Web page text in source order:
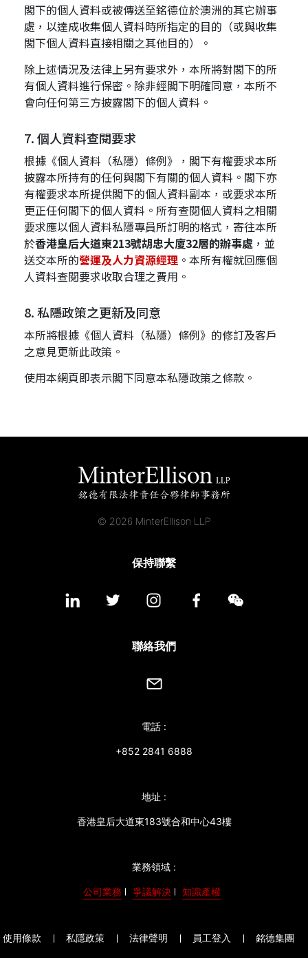
閣下的個人資料或被傳送至銘德位於澳洲的其它辦事
處，以達成收集個人資料時所指定的目的（或與收集
閣下個人資料直接相關之其他目的）。
除上述情況及法律上另有要求外，本所將對閣下的所
有個人資料進行保密。除非經閣下明確同意，本所不
會向任何第三方披露閣下的個人資料。
7. 個人資料查閱要求
根據《個人資料（私隱）條例》，閣下有權要求本所
披露本所持有的任何與閣下有關的個人資料。閣下亦
有權要求本所提供閣下的個人資料副本，或要求本所
更正任何閣下的個人資料。所有查閱個人資料之相關
要求應以個人資料私隱專員所訂明的格式，寄往本所
於香港皇后大道東213號胡忠大廈32層的辦事處 ，並
送交本所的營運及人力資源經理 。本所有權就回應個
人資料查閱要求收取合理之費用。
8. 私隱政策之更新及同意
本所將根據《個人資料（私隱）條例》的修訂及客戶
之意見更新此政策。
使用本網頁即表示閣下同意本私隱政策之條款。
© 2026 MinterEllison LLP
保持聯繫
聯絡我們
電話 :
+852 2841 6888
地址 :
香港皇后大道東183號合和中心43樓
業務領域 :
公司業務 爭議解決 知識產權
使用條款 私隱政策 法律聲明 員工登入 銘德集團